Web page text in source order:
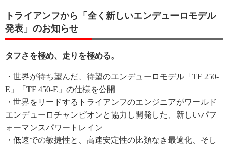
トライアンフから「全く新しいエンデューロモデル
発表」のお知らせ
タフさを極め、走りを極める。
・世界が待ち望んだ、待望のエンデューロモデル「TF 250-
E」「TF 450-E」の仕様を公開
・世界をリードするトライアンフのエンジニアがワールド
エンデューロチャンピオンと協力し開発した、新しいパフ
ォーマンスパワートレイン
・低速での敏捷性と、高速安定性の比類なき最適化、そし